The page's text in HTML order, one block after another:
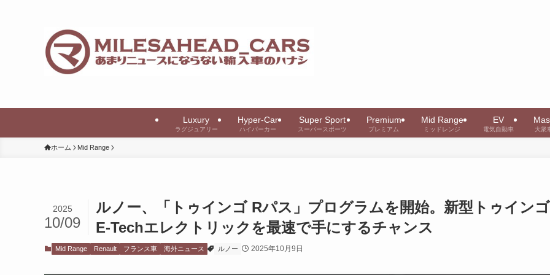
Luxury
ラグジュアリー
Hyper-Car
ハイパーカー
Super Sport
スーパースポーツ
Premium
プレミアム
Mid Range
ミッドレンジ
EV
電気自動車 大衆
ホーム Mid Range
ルノー、「トゥインゴ Rパス」プログラムを開始。新型トゥインゴ
E-Techエレクトリックを最速で手にするチャンス
2025
10/09
Mid Range Renault フランス車 海外ニュース ルノー 2025年10月9日